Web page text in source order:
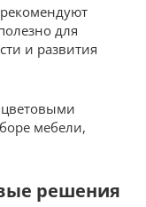
для
и развития
цветовыми
мебели,
решения